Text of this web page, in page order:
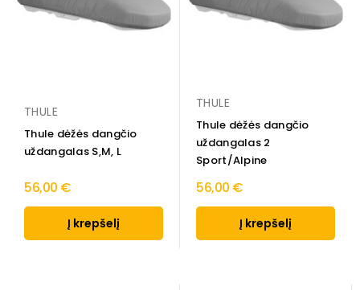
THULE
Thule dėžės dangčio
uždangalas S,M, L
56,00 €
Į krepšelį
THULE
Thule dėžės dangčio
uždangalas 2
Sport/Alpine
56,00 €
Į krepšelį